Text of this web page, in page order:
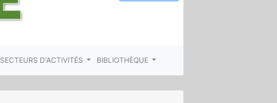
SECTEURS D'ACTIVITÉS BIBLIOTHÈQUE